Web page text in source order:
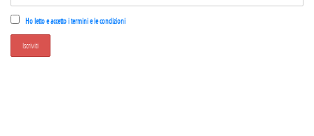
Ho letto e accetto i termini e le condizioni